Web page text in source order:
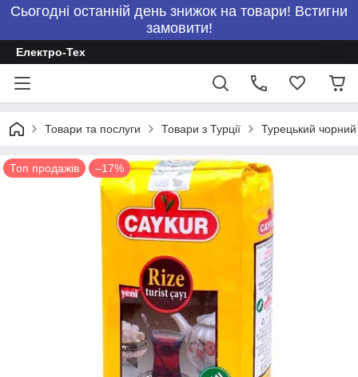
Сьогодні останній день знижок на товари! Встигни
замовити!
Електро-Тех
Товари та послуги Товари з Турції Турецький
Топ продажів –17%